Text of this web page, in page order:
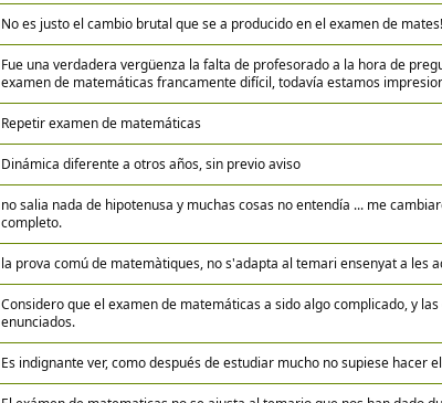
No es justo el cambio brutal que se a producido en el examen de mates!
Fue una verdadera vergüenza la falta de profesorado a la hora de
examen de matemáticas francamente difícil, todavía estamos
Repetir examen de matemáticas
Dinámica diferente a otros años, sin previo aviso
no salia nada de hipotenusa y muchas cosas no entendía ... me
completo.
la prova comú de matemàtiques, no s'adapta al temari ensenyat a les
Considero que el examen de matemáticas a sido algo complicado, y
enunciados.
Es indignante ver, como después de estudiar mucho no supiese hacer